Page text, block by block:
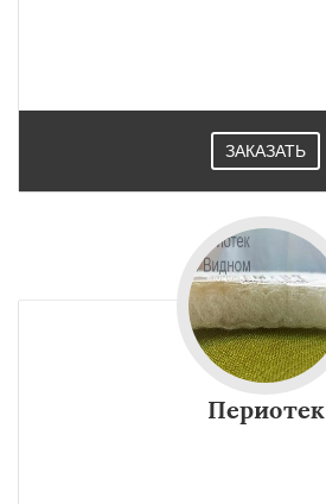
ЗАКАЗАТЬ
Периотек